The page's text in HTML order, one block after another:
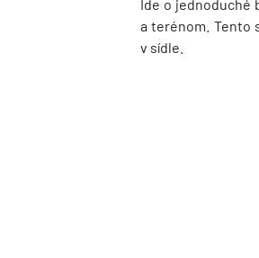
Ide o jednoduché
a terénom. Tento
v sídle.